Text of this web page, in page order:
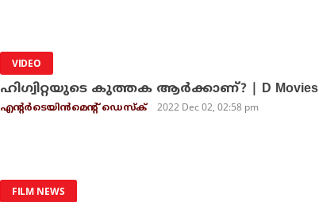
VIDEO
ഹിഗ്വിറ്റയുടെ കുത്തക ആര്‍ക്കാണ്? | D Movies
എന്റര്‍ടെയിന്‍മെന്റ് ഡെസ്‌ക് 2022 Dec 02, 02:58 pm
FILM NEWS